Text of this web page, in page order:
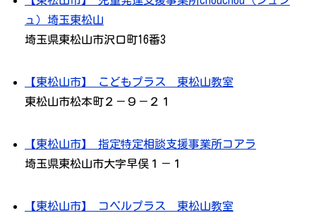
ュ）埼玉東松山
埼玉県東松山市沢口町16番3
【東松山市】 こどもプラス 東松山教室
東松山市松本町２－９－２１
【東松山市】 指定特定相談支援事業所コアラ
埼玉県東松山市大字早俣１－１
【東松山市】 コペルプラス 東松山教室